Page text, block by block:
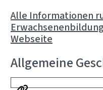
Alle Informationen
Webseite
Allgemeine